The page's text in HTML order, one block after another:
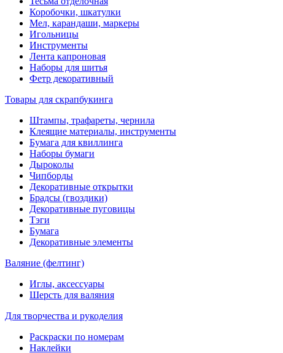
Коробочки, шкатулки
Мел, карандаши, маркеры
Игольницы
Инструменты
Лента капроновая
Наборы для шитья
Фетр декоративный
Товары для скрапбукинга
Штампы, трафареты, чернила
Клеящие материалы, инструменты
Бумага для квиллинга
Наборы бумаги
Дыроколы
Чипборды
Декоративные открытки
Брадсы (гвоздики)
Декоративные пуговицы
Тэги
Бумага
Декоративные элементы
Валяние (фелтинг)
Иглы, аксессуары
Шерсть для валяния
Для творчества и рукоделия
Раскраски по номерам
Наклейки